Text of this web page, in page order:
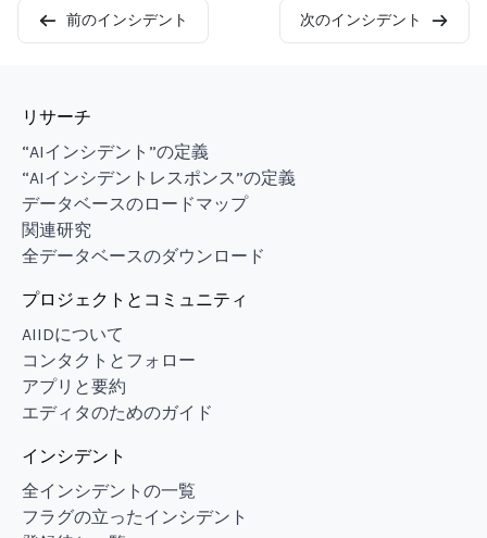
前のインシデント 次のインシデント
リサーチ
“AIインシデント”の定義
“AIインシデントレスポンス”の定義
データベースのロードマップ
関連研究
全データベースのダウンロード
プロジェクトとコミュニティ
AIIDについて
コンタクトとフォロー
アプリと要約
エディタのためのガイド
インシデント
全インシデントの一覧
フラグの立ったインシデント